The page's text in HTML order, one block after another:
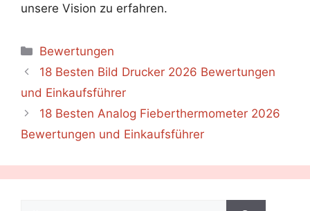
unsere Vision zu erfahren.
Categories
Bewertungen
18 Besten Bild Drucker 2026 Bewertungen
und Einkaufsführer
18 Besten Analog Fieberthermometer 2026
Bewertungen und Einkaufsführer